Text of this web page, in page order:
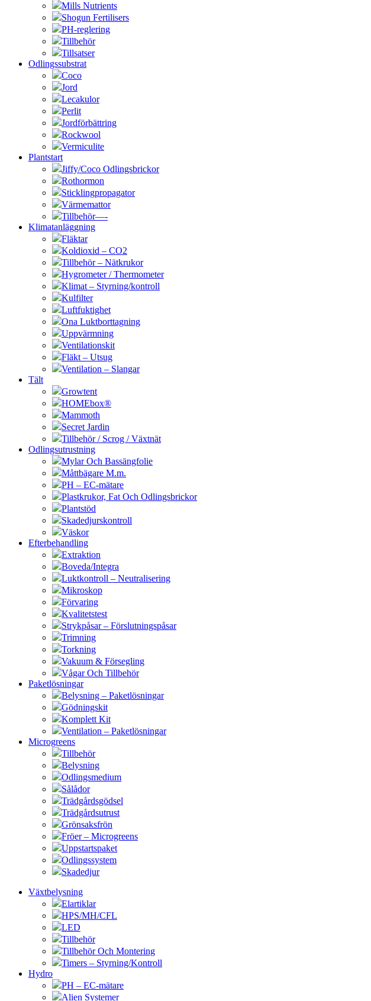
Mills Nutrients
Shogun Fertilisers
PH-reglering
Tillbehör
Tillsatser
Odlingssubstrat
Coco
Jord
Lecakulor
Perlit
Jordförbättring
Rockwool
Vermiculite
Plantstart
Jiffy/Coco Odlingsbrickor
Rothormon
Sticklingpropagator
Värmemattor
Tillbehör—-
Klimatanläggning
Fläktar
Koldioxid – CO2
Tillbehör – Nätkrukor
Hygrometer / Thermometer
Klimat – Styrning/kontroll
Kulfilter
Luftfuktighet
Ona Luktborttagning
Uppvärmning
Ventilationskit
Fläkt – Utsug
Ventilation – Slangar
Tält
Growtent
HOMEbox®
Mammoth
Secret Jardin
Tillbehör / Scrog / Växtnät
Odlingsutrustning
Mylar Och Bassängfolie
Måttbägare M.m.
PH – EC-mätare
Plastkrukor, Fat Och Odlingsbrickor
Plantstöd
Skadedjurskontroll
Väskor
Efterbehandling
Extraktion
Boveda/Integra
Luktkontroll – Neutralisering
Mikroskop
Förvaring
Kvalitetstest
Strykpåsar – Förslutningspåsar
Trimning
Torkning
Vakuum & Försegling
Vågar Och Tillbehör
Paketlösningar
Belysning – Paketlösningar
Gödningskit
Komplett Kit
Ventilation – Paketlösningar
Microgreens
Tillbehör
Belysning
Odlingsmedium
Sålådor
Trädgårdsgödsel
Trädgårdsutrust
Grönsaksfrön
Fröer – Microgreens
Uppstartspaket
Odlingssystem
Skadedjur
Växtbelysning
Elartiklar
HPS/MH/CFL
LED
Tillbehör
Tillbehör Och Montering
Timers – Styrning/Kontroll
Hydro
PH – EC-mätare
Alien Systemer